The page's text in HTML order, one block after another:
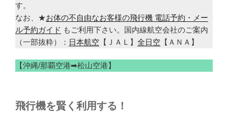
す。
なお、★お体の不自由なお客様の飛行機 電話予約・メー
ル予約ガイド もご利用下さい。国内線航空会社のご案内
（一部抜粋）： 日本航空 【ＪＡＬ】 全日空 【ＡＮＡ】
【沖縄/那覇空港➡松山空港】
飛行機を賢く利用する！